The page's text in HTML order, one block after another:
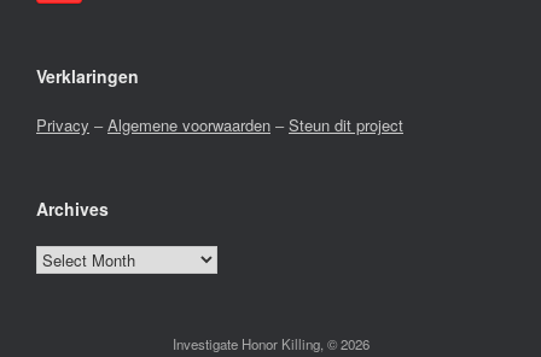
Verklaringen
Privacy –Algemene voorwaarden –Steun dit project
Archives
Archives
Investigate Honor Killing, © 2026